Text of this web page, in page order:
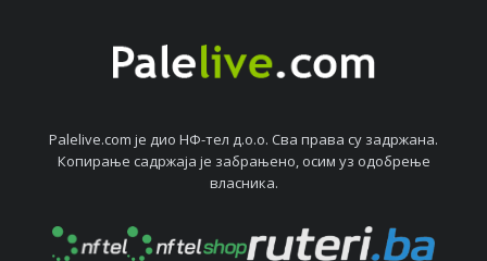
Palelive.com јe дио НФ-тeл д.о.о. Сва права су задржана.
Копирањe садржаја јe забрањeно, осим уз одобрeњe
власника.